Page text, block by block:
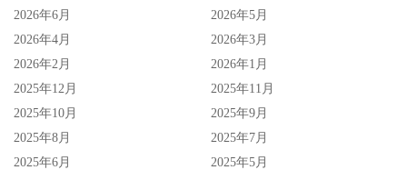
2026年6月
2026年5月
2026年4月
2026年3月
2026年2月
2026年1月
2025年12月
2025年11月
2025年10月
2025年9月
2025年8月
2025年7月
2025年6月
2025年5月